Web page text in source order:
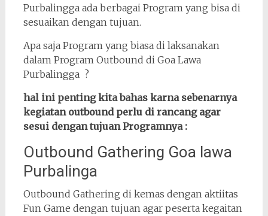
Purbalingga ada berbagai Program yang bisa di
sesuaikan dengan tujuan.
Apa saja Program yang biasa di laksanakan
dalam Program Outbound di Goa Lawa
Purbalingga ?
hal ini penting kita bahas karna sebenarnya
kegiatan outbound perlu di rancang agar
sesui dengan tujuan Programnya :
Outbound Gathering Goa lawa
Purbalinga
Outbound Gathering di kemas dengan aktiitas
Fun Game dengan tujuan agar peserta kegaitan